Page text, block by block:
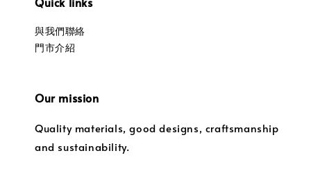
與我們聯絡
門市介紹
Our mission
Quality materials, good designs, craftsmanship
and sustainability.